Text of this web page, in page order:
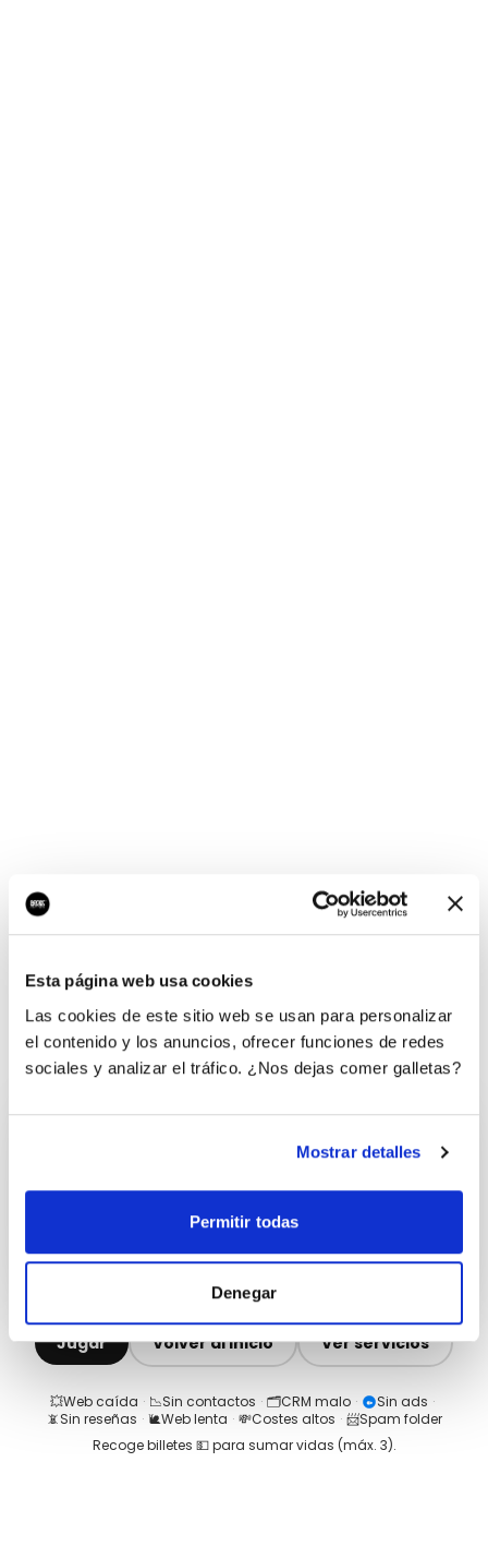
Esta página web usa cookies
Las cookies de este sitio web se usan para personalizar
el contenido y los anuncios, ofrecer funciones de redes
sociales y analizar el tráfico. ¿Nos dejas comer galletas?
Mostrar detalles
Permitir todas
Denegar
¡Ups, no hay nada por
aquí!
¿Quieres jugar al juego del empresario?
Jugar Volver al inicio Ver servicios
💥Web caída · 📉Sin contactos · 🗂️CRM malo · Sin ads ·
📵Sin reseñas · 🐌Web lenta · 💸Costes altos · 📨Spam folder
Recoge billetes 💵 para sumar vidas (máx. 3).